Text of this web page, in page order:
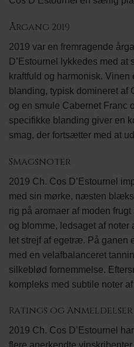
Årgang 2019
2019 var en fremragende
D’Estournel lykkedes med at
kraftfuld og harmonisk. Vinen
blanding, typisk domineret af
og en smule Cabernet Franc
specifikke blanding giver en
smag, der fortsætter med at
Smagsnoter
2019 Ch. Cos D’Estournel
med sin mørke, næsten
rig på aromaer af moden
og blomme, ledsaget af noter
let strejf af egetræ. På ganen
med en velafbalanceret
silkeblød fornemmelse.
kompleks med subtile noter
Ratings og Anmeldelser
2019 Ch. Cos D’Estournel